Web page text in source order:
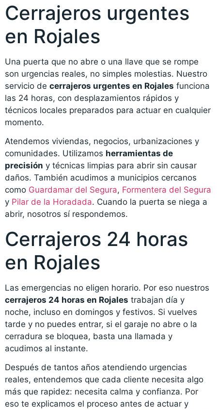
Cerrajeros urgentes
en Rojales
Una puerta que no abre o una llave que se rompe
son urgencias reales, no simples molestias. Nuestro
servicio de cerrajeros urgentes en Rojales funciona
las 24 horas, con desplazamientos rápidos y
técnicos locales preparados para actuar en cualquier
momento.
Atendemos viviendas, negocios, urbanizaciones y
comunidades. Utilizamos herramientas de
precisión y técnicas limpias para abrir sin causar
daños. También acudimos a municipios cercanos
como Guardamar del Segura, Formentera del Segura
y Pilar de la Horadada. Cuando la puerta se niega a
abrir, nosotros sí respondemos.
Cerrajeros 24 horas
en Rojales
Las emergencias no eligen horario. Por eso nuestros
cerrajeros 24 horas en Rojales trabajan día y
noche, incluso en domingos y festivos. Si vuelves
tarde y no puedes entrar, si el garaje no abre o la
cerradura se bloquea, basta una llamada y
acudimos al instante.
Después de tantos años atendiendo urgencias
reales, entendemos que cada cliente necesita algo
más que rapidez: necesita calma y confianza. Por
eso te explicamos el proceso antes de actuar y